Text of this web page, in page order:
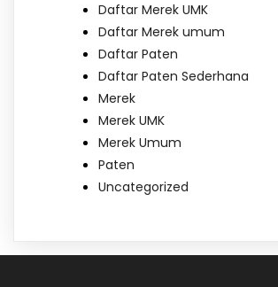
Daftar Merek UMK
Daftar Merek umum
Daftar Paten
Daftar Paten Sederhana
Merek
Merek UMK
Merek Umum
Paten
Uncategorized